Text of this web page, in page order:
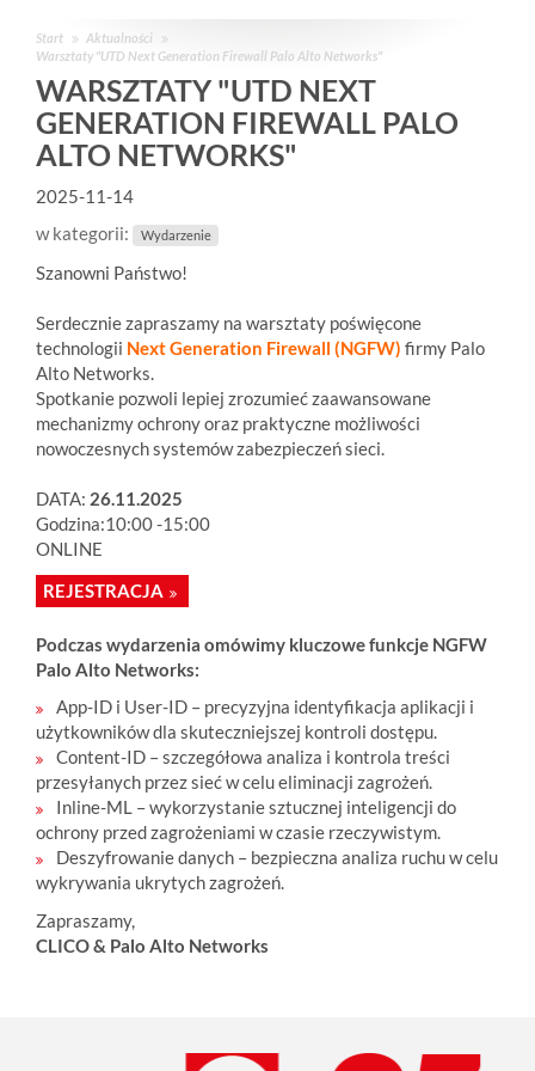
Start
Aktualności
Warsztaty "UTD Next Generation Firewall Palo Alto Networks"
WARSZTATY "UTD NEXT
GENERATION FIREWALL PALO
ALTO NETWORKS"
2025-11-14
w kategorii:
Wydarzenie
Szanowni Państwo!
Serdecznie zapraszamy na warsztaty poświęcone
technologii Next Generation Firewall (NGFW) firmy Palo
Alto Networks.
Spotkanie pozwoli lepiej zrozumieć zaawansowane
mechanizmy ochrony oraz praktyczne możliwości
nowoczesnych systemów zabezpieczeń sieci.
DATA: 26.11.2025
Godzina:10:00 -15:00
ONLINE
REJESTRACJA
Podczas wydarzenia omówimy kluczowe funkcje NGFW
Palo Alto Networks:
App-ID i User-ID – precyzyjna identyfikacja aplikacji i
użytkowników dla skuteczniejszej kontroli dostępu.
Content-ID – szczegółowa analiza i kontrola treści
przesyłanych przez sieć w celu eliminacji zagrożeń.
Inline-ML – wykorzystanie sztucznej inteligencji do
ochrony przed zagrożeniami w czasie rzeczywistym.
Deszyfrowanie danych – bezpieczna analiza ruchu w celu
wykrywania ukrytych zagrożeń.
Zapraszamy,
CLICO & Palo Alto Networks